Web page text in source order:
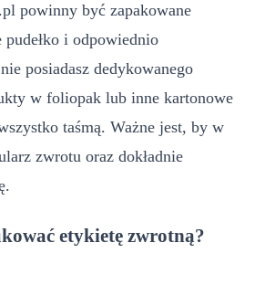
powinny być zapakowane
i odpowiednio
posiadasz dedykowanego
w foliopak lub inne kartonowe
taśmą. Ważne jest, by w
zwrotu oraz dokładnie
etykietę zwrotną?